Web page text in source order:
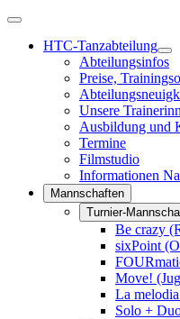
HTC-Tanzabteilung
Abteilungsinfos
Preise,
Unsere
Ausbildung und
Termine
Filmstudio
Informationen
Mannschaften
Turnier-
Be crazy
sixPoint
Move!
La
Solo +